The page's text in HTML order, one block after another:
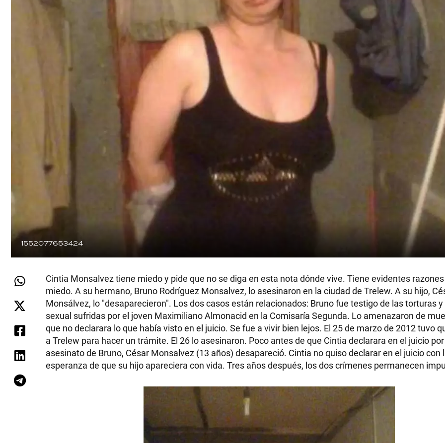
1552077653424
Cintia Monsalvez tiene miedo y pide que no se diga en esta nota dónde vive. Tiene evidentes
miedo. A su hermano, Bruno Rodríguez Monsalvez, lo asesinaron en la ciudad de Trelew. A su hijo,
Monsálvez, lo "desaparecieron". Los dos casos están relacionados: Bruno fue testigo de las torturas
sexual sufridas por el joven Maximiliano Almonacid en la Comisaría Segunda. Lo amenazaron de
que no declarara lo que había visto en el juicio. Se fue a vivir bien lejos. El 25 de marzo de 2012 tuvo
a Trelew para hacer un trámite. El 26 lo asesinaron. Poco antes de que Cintia declarara en el juicio
asesinato de Bruno, César Monsalvez (13 años) desapareció. Cintia no quiso declarar en el juicio con
esperanza de que su hijo apareciera con vida. Tres años después, los dos crímenes permanecen